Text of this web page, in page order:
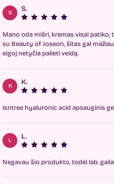
S S.
Mano oda mišri, kremas visai
su Beauty of Joseon, šitas gal
eigoj netyčia palieti veidą.
K K.
Isntree hyaluronic acid apsauginis
L L.
Negavau šio produkto, todėl lab.